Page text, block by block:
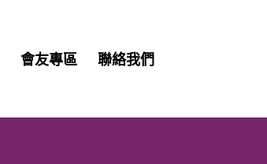
會友專區 聯絡我們